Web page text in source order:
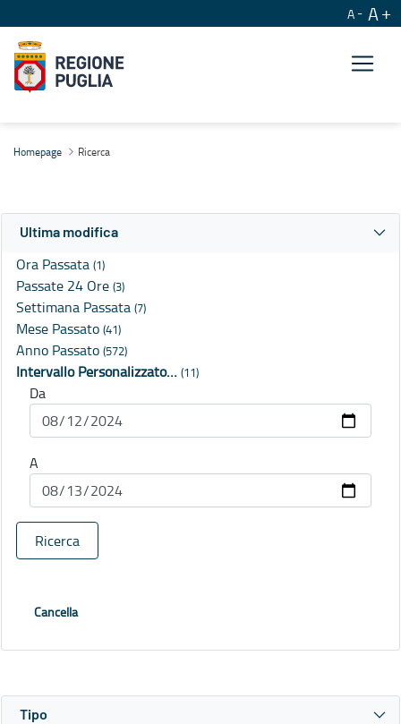
A A
Homepage Ricerca
Ultima modifica
Ora Passata (1)
Passate 24 Ore (3)
Settimana Passata (7)
Mese Passato (41)
Anno Passato (572)
Intervallo Personalizzato… (11)
Da
A
Ricerca
Cancella
Tipo